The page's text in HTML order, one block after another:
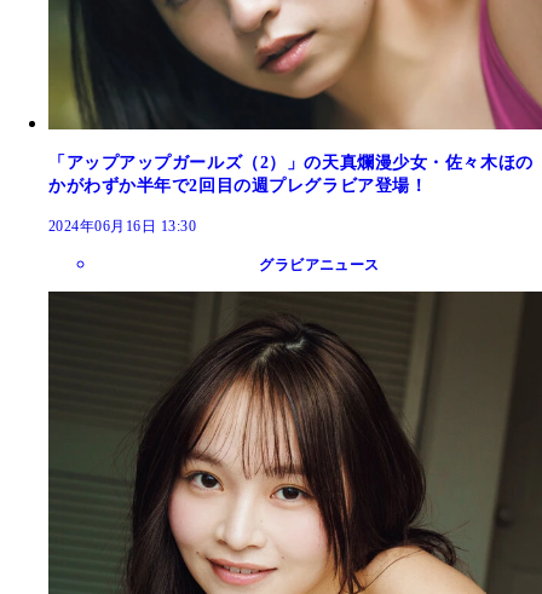
「アップアップガールズ（2）」の天真爛漫少女・佐々木ほの
かがわずか半年で2回目の週プレグラビア登場！
2024年06月16日 13:30
グラビアニュース